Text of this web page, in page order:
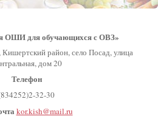
ОШИ для обучающихся с ОВЗ»
район, село Посад, улица
дом 20
Телефон
32-30
kor.kish@mail.ru